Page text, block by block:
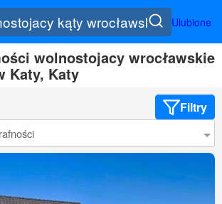
Ulubione
wolnostojacy wrocławskie
Katy, Katy
Filtry